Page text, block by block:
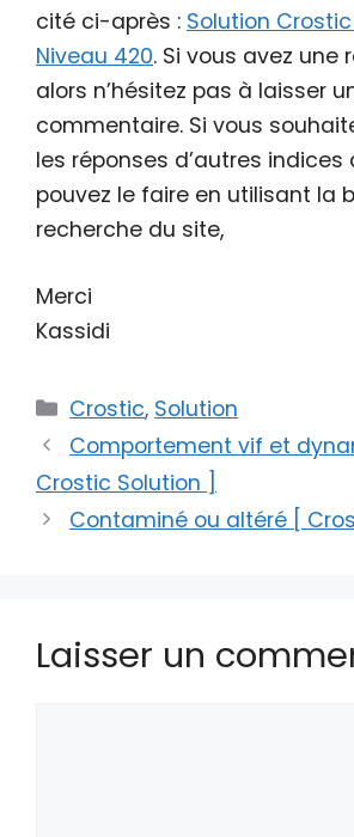
cité ci-après : Solution
Niveau 420. Si vous avez une
alors n’hésitez pas à laisser
commentaire. Si vous
les réponses d’autres indices
pouvez le faire en utilisant la
recherche du site,
Merci
Kassidi
Catégories
Crostic, Solution
Comportement vif et
Crostic Solution ]
Contaminé ou altéré [
Laisser un